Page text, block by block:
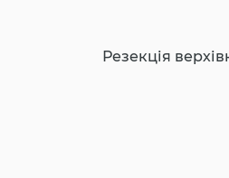
Резекція